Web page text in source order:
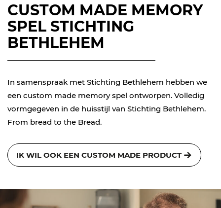
CUSTOM MADE MEMORY
SPEL STICHTING
BETHLEHEM
In samenspraak met Stichting Bethlehem hebben we
een custom made memory spel ontworpen. Volledig
vormgegeven in de huisstijl van Stichting Bethlehem.
From bread to the Bread.
IK WIL OOK EEN CUSTOM MADE PRODUCT